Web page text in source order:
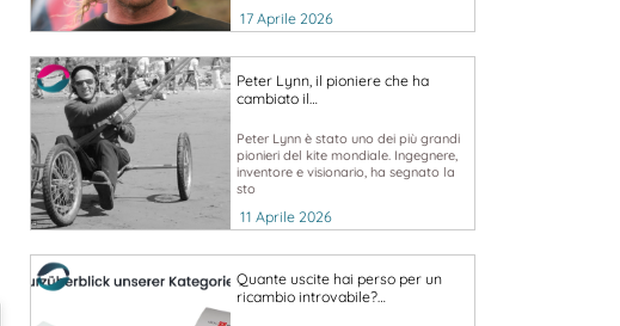
17 Aprile 2026
Peter Lynn, il pioniere che ha
cambiato il…
Peter Lynn è stato uno dei più grandi
pionieri del kite mondiale. Ingegnere,
inventore e visionario, ha segnato la
sto
11 Aprile 2026
Quante uscite hai perso per un
ricambio introvabile?…